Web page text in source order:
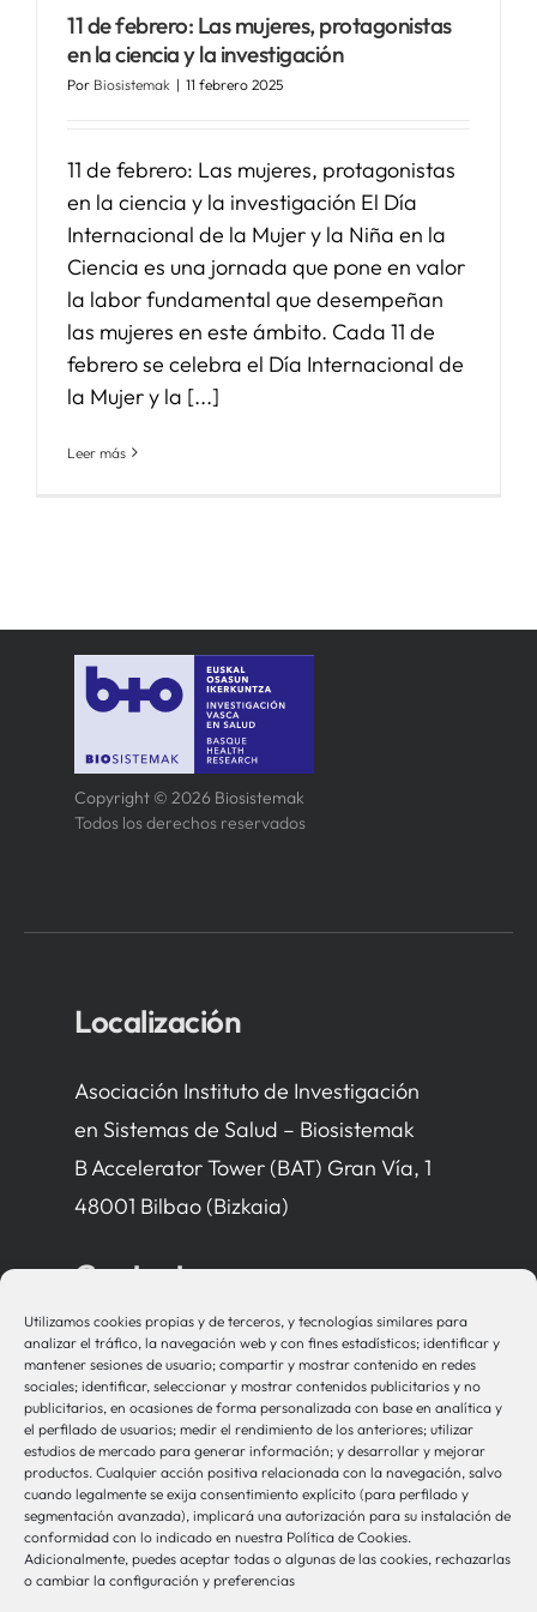
Utilizamos cookies propias y de terceros, y tecnologías similares para
analizar el tráfico, la navegación web y con fines estadísticos; identificar y
mantener sesiones de usuario; compartir y mostrar contenido en redes
sociales; identificar, seleccionar y mostrar contenidos publicitarios y no
publicitarios, en ocasiones de forma personalizada con base en analítica y
el perfilado de usuarios; medir el rendimiento de los anteriores; utilizar
estudios de mercado para generar información; y desarrollar y mejorar
productos. Cualquier acción positiva relacionada con la navegación, salvo
cuando legalmente se exija consentimiento explícito (para perfilado y
segmentación avanzada), implicará una autorización para su instalación de
conformidad con lo indicado en nuestra Política de Cookies.
Adicionalmente, puedes aceptar todas o algunas de las cookies, rechazarlas
o cambiar la configuración y preferencias
11 de febrero: Las mujeres, protagonistas
en la ciencia y la investigación
Por Biosistemak | 11 febrero 2025
11 de febrero: Las mujeres, protagonistas
en la ciencia y la investigación El Día
Internacional de la Mujer y la Niña en la
Ciencia es una jornada que pone en valor
la labor fundamental que desempeñan
las mujeres en este ámbito. Cada 11 de
febrero se celebra el Día Internacional de
la Mujer y la [...]
Leer más
Copyright © 2026 Biosistemak
Todos los derechos reservados
Localización
Asociación Instituto de Investigación
en Sistemas de Salud – Biosistemak
B Accelerator Tower (BAT) Gran Vía, 1
48001 Bilbao (Bizkaia)
Contacto
bio-sistemak@bio-sistemak.eus
944 00 77 90
Otros Enlaces
Osakidetza